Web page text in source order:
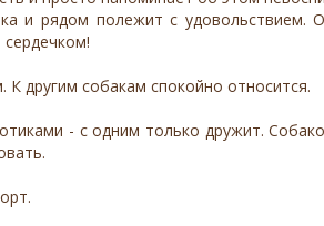
и рядом полежит с
другим собакам спокойно относится.
- с одним только дружит.